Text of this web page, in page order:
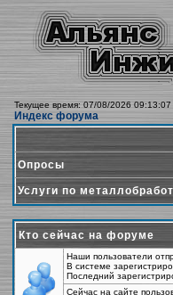
Текущее время: 07/08/2026 09:13:07
Индекс форума
Опросы
Услуги по
Кто сейчас на форуме
Наши пользователи
В системе
Последний
Сейчас на сайте